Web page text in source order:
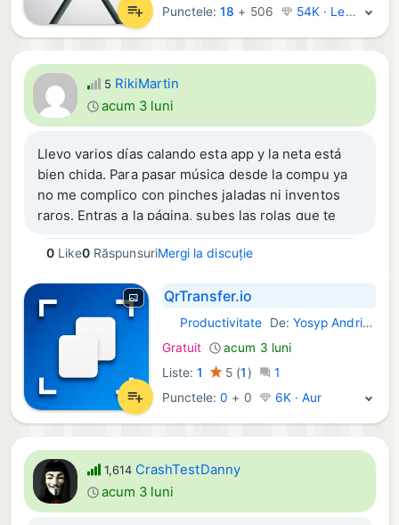
Punctele:18 + 506 54K · Legendă
5 RikiMartin
acum 3 luni
Llevo varios días calando esta app y la neta está
bien chida. Para pasar música desde la compu ya
no me complico con pinches jaladas ni inventos
raros. Entras a la página, subes las rolas que te
quieres pasar, le picas para que te salga el
cuadrito ese del QR, lo escaneas con el cel y ya
cuando quieras. Mucho mejor que andar con
cables o peleándote con iTunes. Está bien fácil de
usar y encima es gratis.
0Like0 RăspunsuriMergi la discuție
QrTransfer.io
iOS Aplicații:
Productivitate De: Yosyp Andriyash
Gratuit
acum 3 luni
Liste: 1 5 (1 )
1
Punctele:0 + 0 6K · Aur
1,614 CrashTestDanny
acum 3 luni